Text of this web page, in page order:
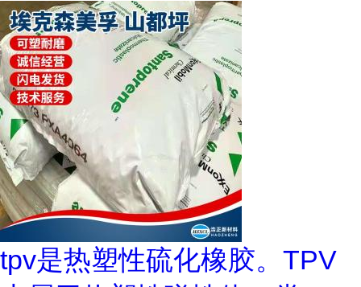
tpv是热塑性硫化橡胶。TPV